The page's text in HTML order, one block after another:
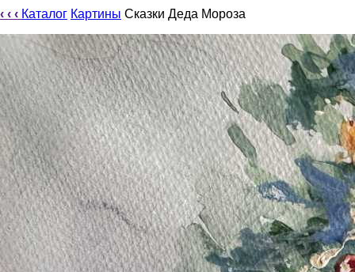
‹ ‹ ‹ Каталог Картины Сказки Деда Мороза